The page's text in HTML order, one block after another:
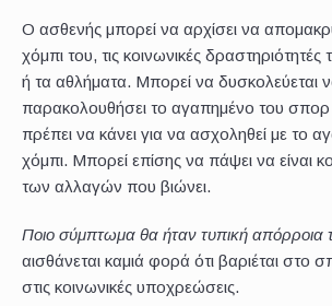
Ο ασθενής μπορεί να αρχίσει να
χόμπι του, τις κοινωνικές δραστηριότητές
ή τα αθλήματα. Μπορεί να δυσκολεύεται
παρακολουθήσει το αγαπημένο του σπορ
πρέπει να κάνει για να ασχοληθεί με το
χόμπι. Μπορεί επίσης να πάψει να είναι
των αλλαγών που βιώνει.
Ποιο σύμπτωμα θα ήταν τυπική απόρροια
αισθάνεται καμιά φορά ότι βαριέται στο
στις κοινωνικές υποχρεώσεις.